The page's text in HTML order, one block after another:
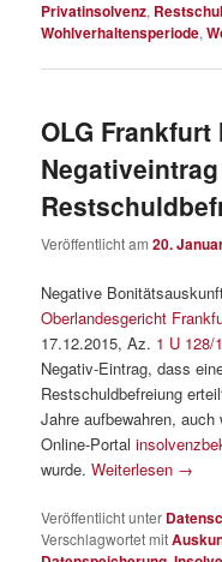
Privatinsolvenz,
Wohlverhaltensperiode,
OLG Frankfurt
Veröffentlicht am20.
Negative
Oberlandesgericht
17.12.2015, Az. 1 U 128/
Negativ-Eintrag, dass
Restschuldbefreiung
Jahre aufbewahren,
Online-Portal
wurde.Weiterlesen →
Veröffentlicht unter
Verschlagwortet mit